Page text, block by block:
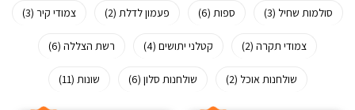
סולמות שחיל (3) ספות (6) פעמון לדלת (2) צמודי קיר (3)
צמודי תקרה (2) קטלני יתושים (4) רשת הצללה (6)
שולחנות אוכל (2) שולחנות סלון (6) שונות (11)